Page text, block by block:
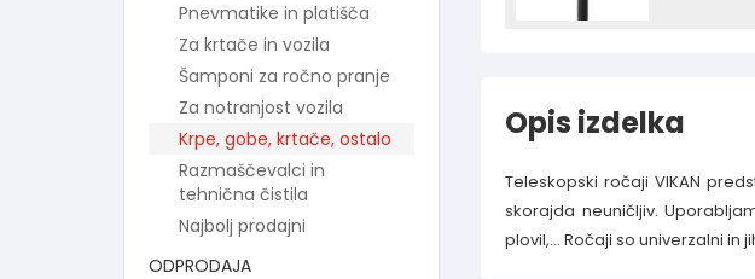
Pnevmatike in platišča
Za krtače in vozila
Šamponi za ročno pranje
Za notranjost vozila
Krpe, gobe, krtače, ostalo
Razmaščevalci in
tehnična čistila
Najbolj prodajni
ODPRODAJA
Opis izdelka
Teleskopski ročaji VIKAN
skorajda neuničljiv.
plovil,... Ročaji so univerzalni